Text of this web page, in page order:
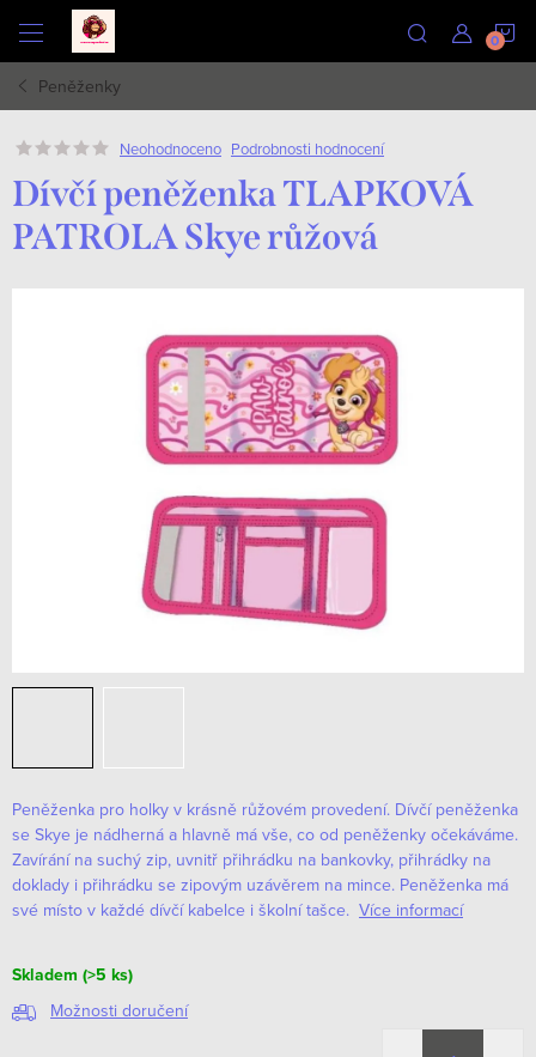
obsah
Peněženky
Neohodnoceno Podrobnosti hodnocení
Dívčí peněženka TLAPKOVÁ
PATROLA Skye růžová
Peněženka pro holky v krásně růžovém provedení. Dívčí peněženka
se Skye je nádherná a hlavně má vše, co od peněženky očekáváme.
Zavírání na suchý zip, uvnitř přihrádku na bankovky, přihrádky na
doklady i přihrádku se zipovým uzávěrem na mince. Peněženka má
své místo v každé dívčí kabelce i školní tašce. Více informací
Skladem (>5 ks)
Možnosti doručení